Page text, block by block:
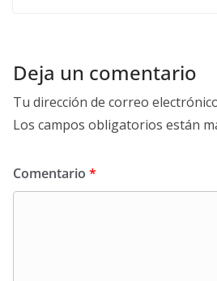
Deja un comentario
Tu dirección de correo
Los campos obligatorios están
Comentario *